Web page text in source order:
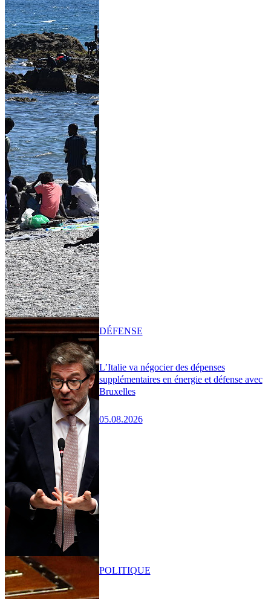
L’Italie va négocier des dépenses
supplémentaires en énergie et défense avec
Bruxelles
05.08.2026
DÉFENSE
POLITIQUE